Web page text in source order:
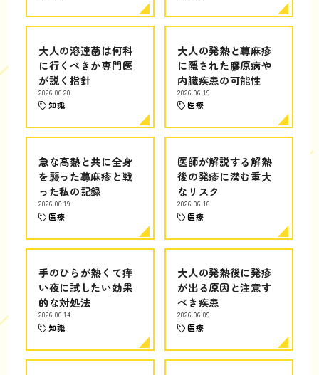
大人の溶連菌は何科
に行くべきか専門医
が説く指針
2026.06.20
知識
大人の発熱と蕁麻疹
に隠された膠原病や
内臓疾患の可能性
2026.06.19
医療
急な高熱と共に全身
を襲った蕁麻疹と戦
った私の記録
2026.06.19
医療
医師が解説する解熱
後の発疹に潜む重大
なリスク
2026.06.16
医療
手のひらが熱くて痒
い夜に試したい効果
的な対処法
2026.06.14
知識
大人の発熱後に発疹
が出る原因と注意す
べき疾患
2026.06.09
医療